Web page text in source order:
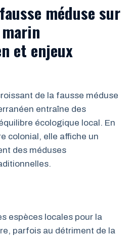
méduse sur
et enjeux
de la fausse méduse
entraîne des
écologique local. En
colonial, elle affiche un
des méduses
espèces locales pour la
parfois au détriment de la